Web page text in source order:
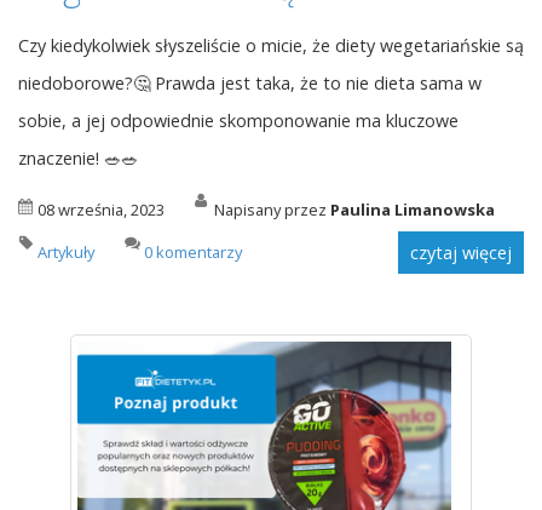
Czy kiedykolwiek słyszeliście o micie, że diety wegetariańskie są
niedoborowe?🤔 Prawda jest taka, że to nie dieta sama w
sobie, a jej odpowiednie skomponowanie ma kluczowe
znaczenie! 🥗🥗
08 września, 2023 Napisany przez Paulina Limanowska
Artykuły
0 komentarzy czytaj więcej